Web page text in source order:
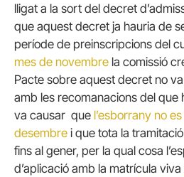
lligat a la sort del decret
que aquest decret ja hauria de
període de preinscripcions del
mes de novembre la comissió
Pacte sobre aquest decret no
amb les recomanacions del que
va causar que l’esborrany no
desembre i que tota la
fins al gener, per la qual cosa
d’aplicació amb la matrícula